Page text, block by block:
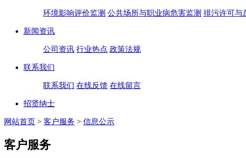
环境影响评价监测 公共场所与职业病危害监测 排污许可与
新闻资讯
公司资讯 行业热点 政策法规
联系我们
联系我们 在线反馈 在线留言
招贤纳士
网站首页 > 客户服务 > 信息公示
客户服务